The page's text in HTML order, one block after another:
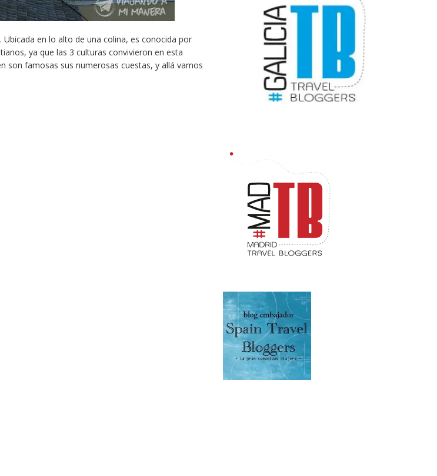
en lo alto de una colina, es conocida por
ya que las 3 culturas convivieron en esta
son famosas sus numerosas cuestas, y allá vamos